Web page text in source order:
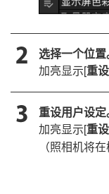
选择一个位置
加亮显示[重
重设用户设定
加亮显示[重设
（照相机将